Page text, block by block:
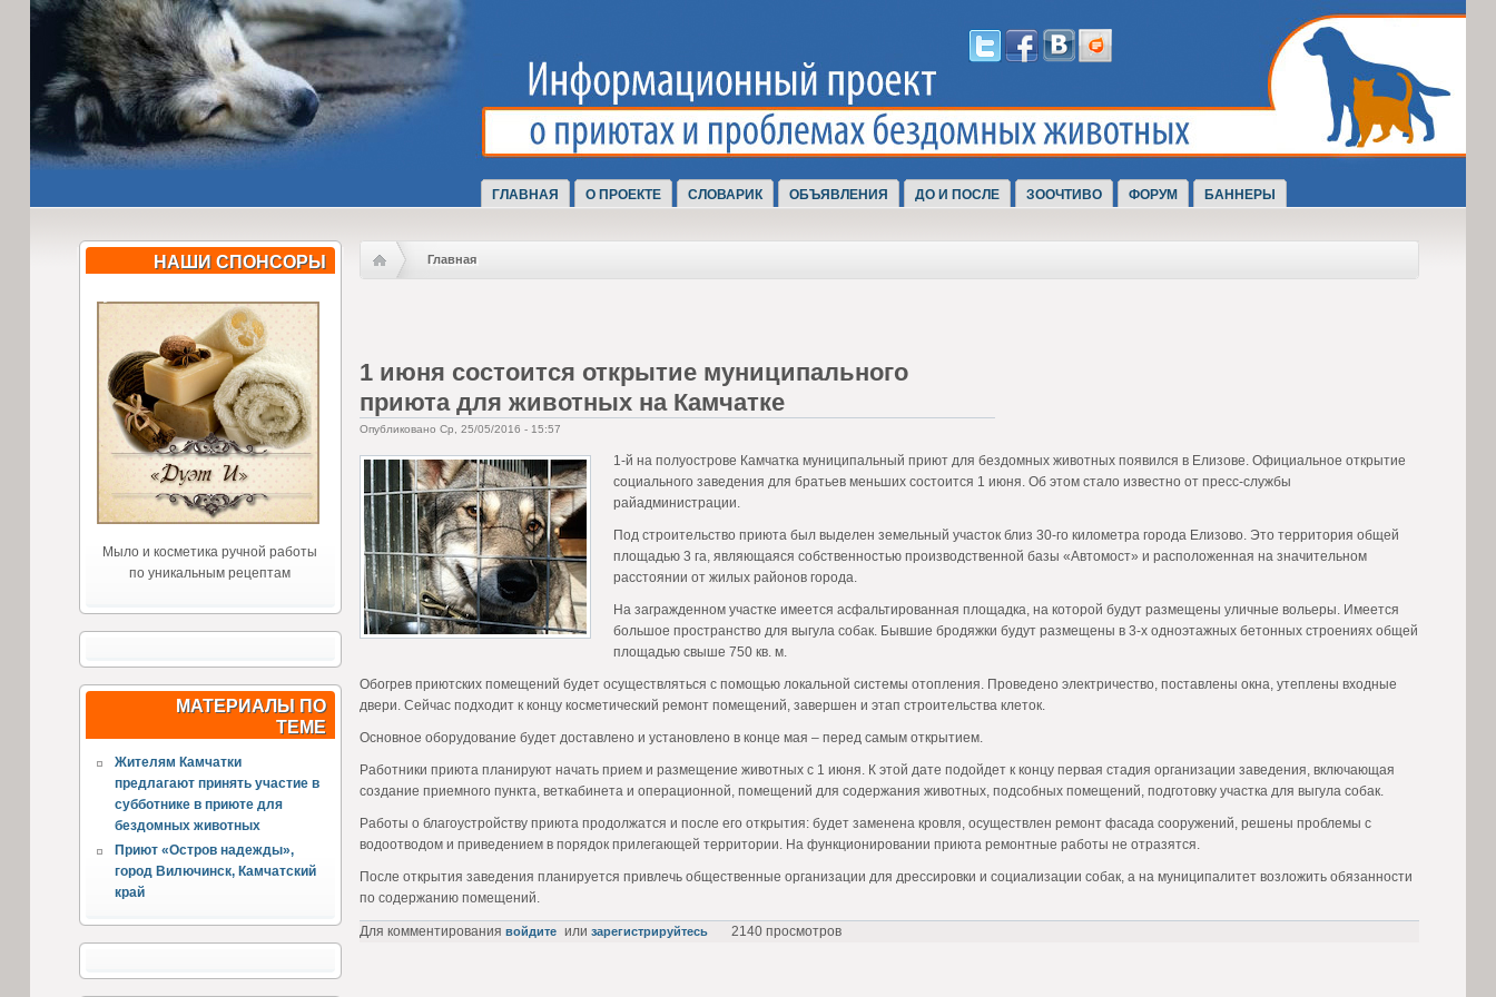
ГЛАВНАЯ О ПРОЕКТЕ СЛОВАРИК ОБЪЯВЛЕНИЯ ДО И ПОСЛЕ ЗООЧТИВО ФОРУМ БАННЕРЫ
НАШИ СПОНСОРЫ
Мыло и косметика ручной работы
по уникальным рецептам
МАТЕРИАЛЫ ПО
ТЕМЕ
Жителям Камчатки
предлагают принять участие в
субботнике в приюте для
бездомных животных
Приют «Остров надежды»,
город Вилючинск, Камчатский
край
Главная
1 июня состоится открытие муниципального
приюта для животных на Камчатке
Опубликовано Ср, 25/05/2016 - 15:57
1-й на полуострове Камчатка муниципальный приют для бездомных животных появился в Елизове. Официальное открытие
социального заведения для братьев меньших состоится 1 июня. Об этом стало известно от пресс-службы
райадминистрации.
Под строительство приюта был выделен земельный участок близ 30-го километра города Елизово. Это территория общей
площадью 3 га, являющаяся собственностью производственной базы «Автомост» и расположенная на значительном
расстоянии от жилых районов города.
На загражденном участке имеется асфальтированная площадка, на которой будут размещены уличные вольеры. Имеется
большое пространство для выгула собак. Бывшие бродяжки будут размещены в 3-х одноэтажных бетонных строениях общей
площадью свыше 750 кв. м.
Обогрев приютских помещений будет осуществляться с помощью локальной системы отопления. Проведено электричество, поставлены окна, утеплены входные
двери. Сейчас подходит к концу косметический ремонт помещений, завершен и этап строительства клеток.
Основное оборудование будет доставлено и установлено в конце мая – перед самым открытием.
Работники приюта планируют начать прием и размещение животных с 1 июня. К этой дате подойдет к концу первая стадия организации заведения, включающая
создание приемного пункта, веткабинета и операционной, помещений для содержания животных, подсобных помещений, подготовку участка для выгула собак.
Работы о благоустройству приюта продолжатся и после его открытия: будет заменена кровля, осуществлен ремонт фасада сооружений, решены проблемы с
водоотводом и приведением в порядок прилегающей территории. На функционировании приюта ремонтные работы не отразятся.
После открытия заведения планируется привлечь общественные организации для дрессировки и социализации собак, а на муниципалитет возложить обязанности
по содержанию помещений.
Для комментирования войдите или зарегистрируйтесь 2140 просмотров